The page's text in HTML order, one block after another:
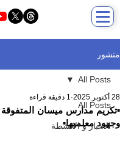
منشور
All Posts
الاخبار و الانشطة
All Posts
▪️تكريم مدارس ميسان المتفوقة
وجهود معلميها▪️
28 أكتوبر 2025 1 دقيقة قراءة